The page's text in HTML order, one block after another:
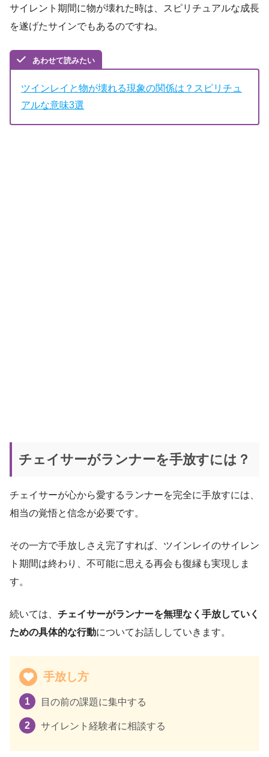
サイレント期間に物が壊れた時は、スピリチュアルな成長
を遂げたサインでもあるのですね。
あわせて読みたい
ツインレイと物が壊れる現象の関係は？スピリチュ
アルな意味3選
チェイサーがランナーを手放すには？
チェイサーが心から愛するランナーを完全に手放すには、
相当の覚悟と信念が必要です。
その一方で手放しさえ完了すれば、ツインレイのサイレン
ト期間は終わり、不可能に思える再会も復縁も実現しま
す。
続いては、 チェイサーがランナーを無理なく手放していく
ための具体的な行動についてお話ししていきます。
手放し方
目の前の課題に集中する
サイレント経験者に相談する